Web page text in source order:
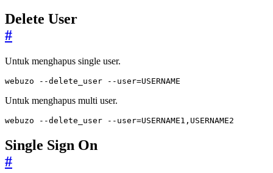
Delete User
#
Untuk menghapus single user.
webuzo --delete_user --user=USERNAME
Untuk menghapus multi user.
webuzo --delete_user --user=USERNAME1,USERNAME2
Single Sign On
#